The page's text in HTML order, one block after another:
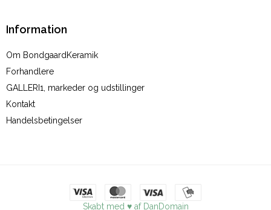
Information
Om BondgaardKeramik
Forhandlere
GALLERI1, markeder og udstillinger
Kontakt
Handelsbetingelser
Skabt med ♥ af DanDomain